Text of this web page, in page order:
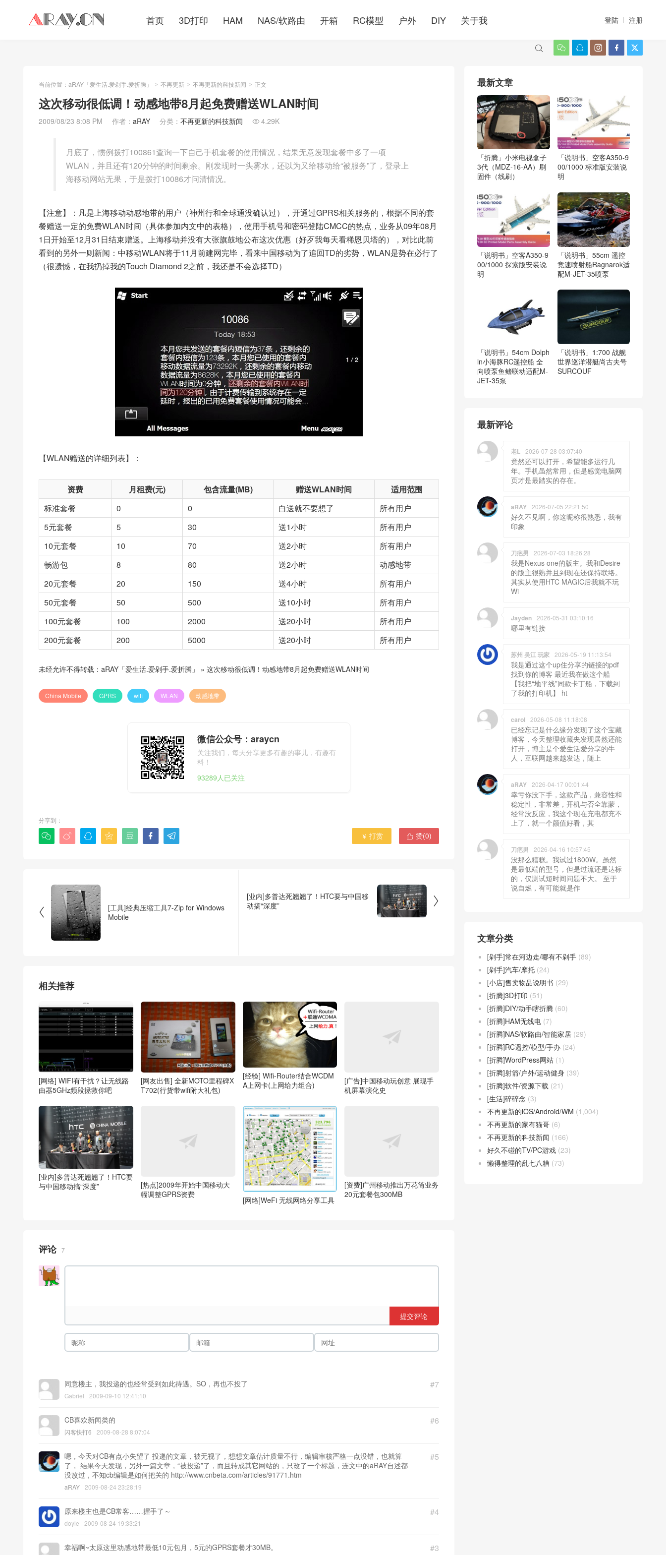
首页 3D打印 HAM NAS/软路由 开箱 RC模型 户外 DIY 关于我 登陆 注册
    

当前位置： aRAY「爱生活.爱剁手.爱折腾」 > 不再更新 > 不再更新的科技新闻 > 正文
这次移动很低调！动感地带8月起免费赠送WLAN时间
2009/08/23 8:08 PM 作者： aRAY 分类： 不再更新的科技新闻  4.29K
月底了，惯例拨打100861查询一下自己手机套餐的使用情况，结果无意发现套餐中多了一项
WLAN，并且还有120分钟的时间剩余。刚发现时一头雾水，还以为又给移动给“被服务”了，登录上
海移动网站无果，于是拨打10086才问清情况。
【注意】：凡是上海移动动感地带的用户（神州行和全球通没确认过），开通过GPRS相关服务的，根据不同的套
餐赠送一定的免费WLAN时间（具体参加内文中的表格），使用手机号和密码登陆CMCC的热点，业务从09年08月
1日开始至12月31日结束赠送。上海移动并没有大张旗鼓地公布这次优惠（好歹我每天看稀恩贝塔的），对比此前
看到的另外一则新闻：中移动WLAN将于11月前建网完毕，看来中国移动为了追回TD的劣势，WLAN是势在必行了
（很遗憾，在我扔掉我的Touch Diamond 2之前，我还是不会选择TD）
【WLAN赠送的详细列表】：
资费 月租费(元) 包含流量(MB) 赠送WLAN时间
适用范围
标准套餐
0 0 白送就不要想了
所有用户
5元套餐
5 30 送1小时
所有用户
10元套餐
10 70 送2小时
所有用户
畅游包
8 80 送2小时
动感地带
20元套餐
20 150 送4小时
所有用户
50元套餐
50 500 送10小时
所有用户
100元套餐
100 2000 送20小时
所有用户
200元套餐
200 5000 送20小时 所有用户
未经允许不得转载： aRAY「爱生活.爱剁手.爱折腾」 » 这次移动很低调！动感地带8月起免费赠送WLAN时间
China Mobile GPRS wifi WLAN 动感地带
微信公众号：araycn
关注我们，每天分享更多有趣的事儿，有趣有
料！
93289人已关注
分享到：
        赞(0)
 打赏

[工具]经典压缩工具7-Zip for Windows
Mobile

[业内]多普达死翘翘了！HTC要与中国移
动搞“深度”
相关推荐
[网络] WIFI有干扰？让无线路
由器5GHz频段拯救你吧
[网友出售] 全新MOTO里程碑X
T702(行货带wifi附大礼包)
[经验] Wifi-Router结合WCDM
A上网卡(上网给力组合)
[广告]中国移动玩创意 展现手
机屏幕演化史
[业内]多普达死翘翘了！HTC要
与中国移动搞“深度”
[热点]2009年开始中国移动大
幅调整GPRS资费
[网络]WeFi 无线网络分享工具
[资费]广州移动推出万花筒业务
20元套餐包300MB
评论 7
提交评论
#7
同意楼主，我投递的也经常受到如此待遇。SO，再也不投了
Gabriel 2009-09-10 12:41:10
#6
CB喜欢新闻类的
闪客快打6 2009-08-28 8:07:04
#5
嗯，今天对CB有点小失望了 投递的文章，被无视了，想想文章估计质量不行，编辑审核严格一点没错，也就算
了， 结果今天发现，另外一篇文章，“被投递”了，而且转成其它网站的，只改了一个标题，连文中的aRAY自述都
没改过，不知cb编辑是如何把关的 http://www.cnbeta.com/articles/91771.htm
aRAY 2009-08-24 23:28:19
#4
原来楼主也是CB常客……握手了～
doyle 2009-08-24 19:33:21
#3
幸福啊~太原这里动感地带最低10元包月，5元的GPRS套餐才30MB。
最新文章
「折腾」小米电视盒子
3代（MDZ-16-AA）刷
固件（线刷）
「说明书」空客A350-9
00/1000 标准版安装说
明
「说明书」空客A350-9
00/1000 探索版安装说
明
「说明书」55cm 遥控
竞速喷射船Ragnarok适
配M-JET-35喷泵
「说明书」54cm Dolph
in小海豚RC遥控船 全
向喷泵鱼鳍联动适配M-
JET-35泵
「说明书」1:700 战舰
世界巡洋潜艇尚古夫号
SURCOUF
最新评论
老L 2026-07-28 03:07:40
竟然还可以打开，希望能多运行几
年。手机虽然常用，但是感觉电脑网
页才是最踏实的存在。
aRAY 2026-07-05 22:21:50
好久不见啊，你这昵称很熟悉，我有
印象
刀疤男 2026-07-03 18:26:28
我是Nexus one的版主。我和Desire
的版主很熟并且到现在还保持联络。
其实从使用HTC MAGIC后我就不玩
Wi
Jayden 2026-05-31 03:10:16
哪里有链接
苏州 吴江 玩家 2026-05-19 11:13:54
我是通过这个up住分享的链接的pdf
找到你的博客 最近我在做这个船
【我把“地平线”同款卡丁船，下载到
了我的打印机】 ht
carol 2026-05-08 11:18:08
已经忘记是什么缘分发现了这个宝藏
博客，今天整理收藏夹发现居然还能
打开，博主是个爱生活爱分享的牛
人，互联网越来越发达，随上
aRAY 2026-04-17 00:01:44
幸亏你没下手，这款产品，兼容性和
稳定性，非常差，开机与否全靠蒙，
经常没反应，我这个现在充电都充不
上了，就一个颜值好看，其
刀疤男 2026-04-16 10:57:45
没那么糟糕。我试过1800W。虽然
是最低端的型号，但是过流还是达标
的，仅测试短时间问题不大。 至于
说自燃，有可能就是作
文章分类
[剁手]常在河边走/哪有不剁手 (89)
[剁手]汽车/摩托 (24)
[小店]售卖物品说明书 (29)
[折腾]3D打印 (51)
[折腾]DIY/动手瞎折腾 (60)
[折腾]HAM无线电 (7)
[折腾]NAS/软路由/智能家居 (29)
[折腾]RC遥控/模型/手办 (24)
[折腾]WordPress网站 (1)
[折腾]射箭/户外/运动健身 (39)
[折腾]软件/资源下载 (21)
[生活]碎碎念 (3)
不再更新的iOS/Android/WM (1,004)
不再更新的家有猫哥 (6)
不再更新的科技新闻 (166)
好久不碰的TV/PC游戏 (23)
懒得整理的乱七八糟 (73)